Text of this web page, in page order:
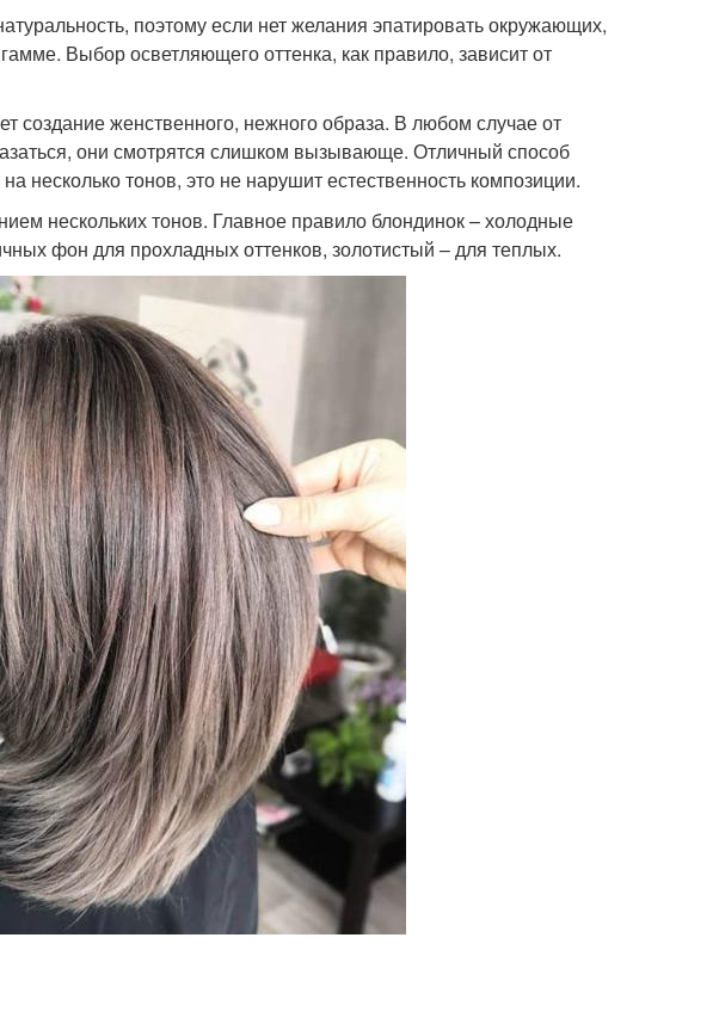
поэтому если нет желания эпатировать окружающих,
Выбор осветляющего оттенка, как правило, зависит от
создание женственного, нежного образа. В любом случае от
они смотрятся слишком вызывающе. Отличный способ
несколько тонов, это не нарушит естественность композиции.
нескольких тонов. Главное правило блондинок – холодные
фон для прохладных оттенков, золотистый – для теплых.